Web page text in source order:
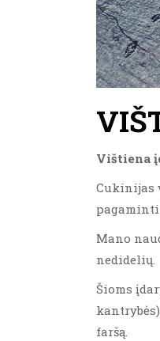
Vištiena
Cukinijas
Mano
nedidelių.
Šioms
faršą.